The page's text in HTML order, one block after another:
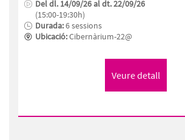
Del dl. 14/09/26 al dt. 22/09/26
(15:00-19:30h)
Durada:6 sessions
Ubicació:Cibernàrium-22@